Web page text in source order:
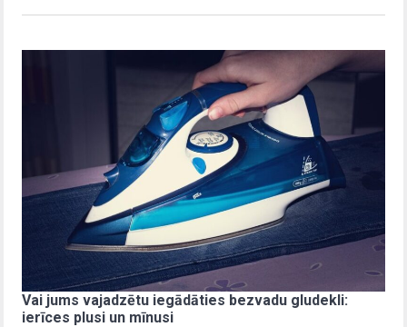
Vai jums vajadzētu iegādāties bezvadu gludekli:
ierīces plusi un mīnusi